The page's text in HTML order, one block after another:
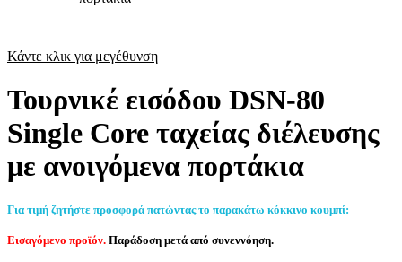
Κάντε κλικ για μεγέθυνση
Τουρνικέ εισόδου DSN-80
Single Core ταχείας διέλευσης
με ανοιγόμενα πορτάκια
Για τιμή ζητήστε προσφορά πατώντας το παρακάτω κόκκινο κουμπί:
Εισαγόμενο προϊόν. Παράδοση μετά από συνεννόηση.